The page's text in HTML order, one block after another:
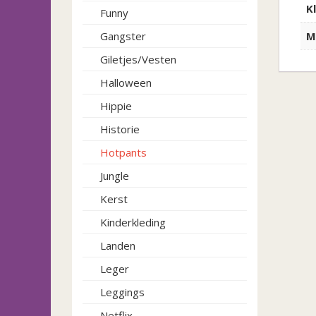
Funny
Gangster
Giletjes/Vesten
Halloween
Hippie
Historie
Hotpants
Jungle
Kerst
Kinderkleding
Landen
Leger
Leggings